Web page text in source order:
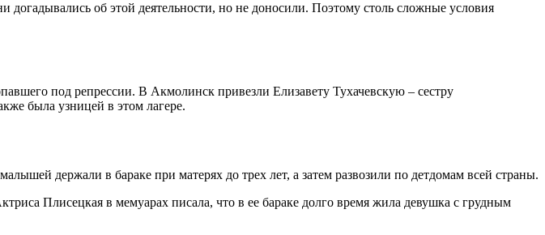
об этой деятельности, но не доносили. Поэтому столь сложные условия
под репрессии. В Акмолинск привезли Елизавету Тухачевскую – сестру
была узницей в этом лагере.
держали в бараке при матерях до трех лет, а затем развозили по детдомам всей страны.
Плисецкая в мемуарах писала, что в ее бараке долго время жила девушка с грудным